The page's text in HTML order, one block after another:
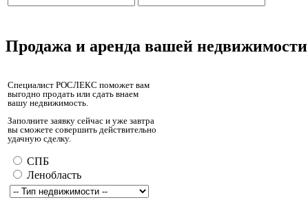
Продажа и аренда вашей недвижимости
Специалист РОСЛЕКС поможет вам
выгодно продать или сдать внаем
вашу недвижимость.
Заполните заявку сейчас и уже завтра
вы сможете совершить действительно
удачную сделку.
СПБ
Ленобласть